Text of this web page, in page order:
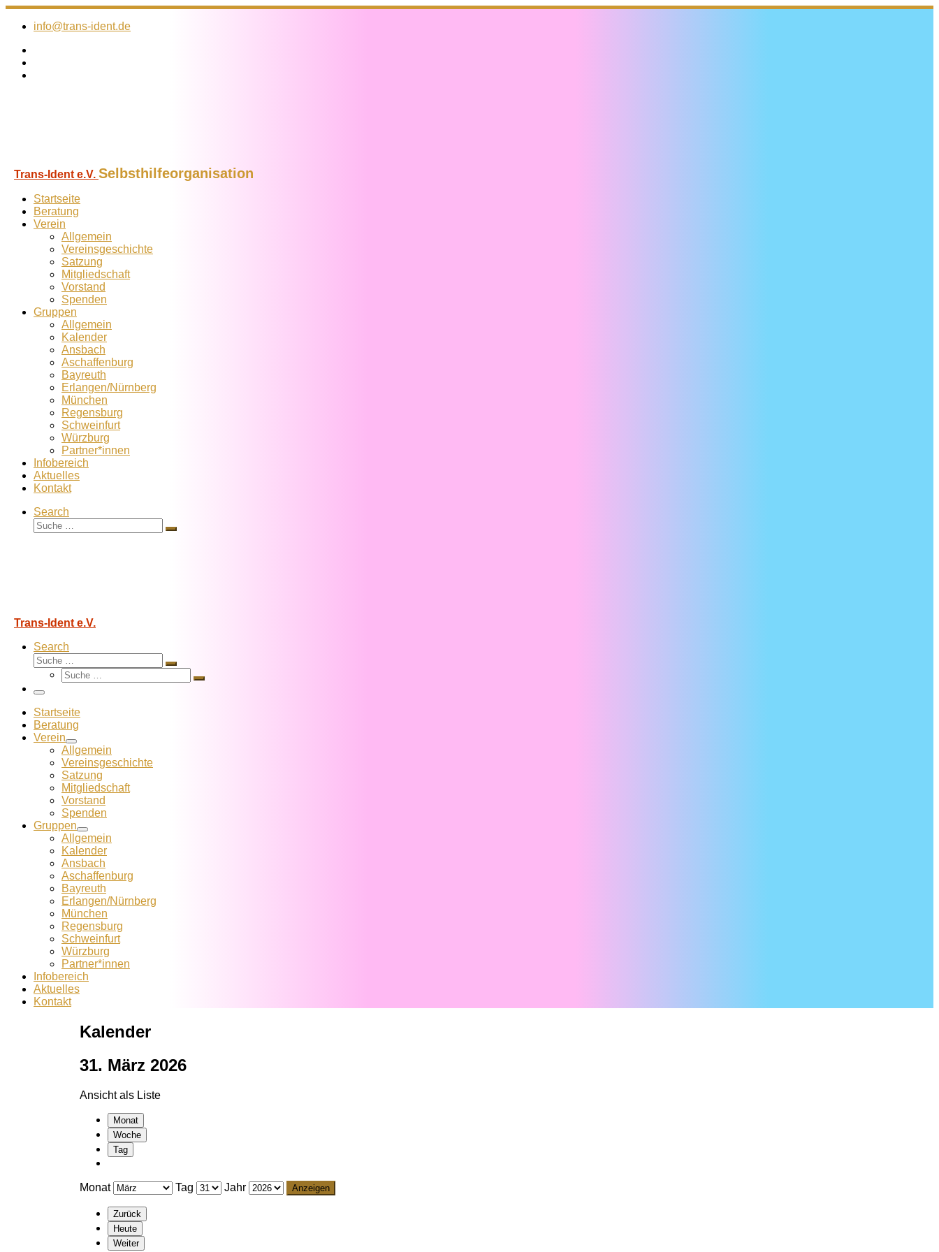
Zum
Inhalt
info@trans-ident.de
Trans-Ident e.V. Selbsthilfeorganisation
Startseite
Beratung
Verein
Allgemein
Vereins­geschichte
Satzung
Mitglied­schaft
Vorstand
Spenden
Gruppen
Allgemein
Kalender
Ansbach
Aschaffenburg
Bayreuth
Erlangen/Nürnberg
München
Regensburg
Schweinfurt
Würzburg
Partner*innen
Infobereich
Aktuelles
Kontakt
Search
Suche
Suche
Trans-Ident e.V.
Search
Suche
Suche
Suche
Suche
Menü
Startseite
Beratung
Verein
Allgemein
Vereins­geschichte
Satzung
Mitglied­schaft
Vorstand
Spenden
Gruppen
Allgemein
Kalender
Ansbach
Aschaffenburg
Bayreuth
Erlangen/Nürnberg
München
Regensburg
Schweinfurt
Würzburg
Partner*innen
Infobereich
Aktuelles
Kontakt
Kalender
31. März 2026
Ansicht als Liste
Monat
Woche
Tag
Monat Tag Jahr
Zurück
Heute
Weiter